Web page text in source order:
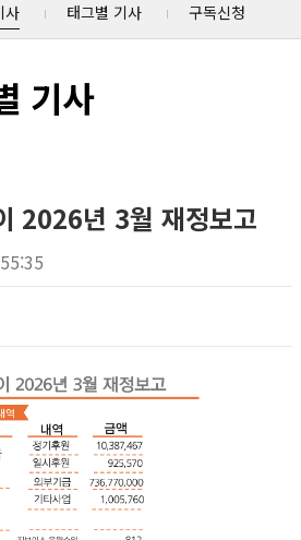
사 태그별 기사 구독신청
기사
2026년 3월 재정보고